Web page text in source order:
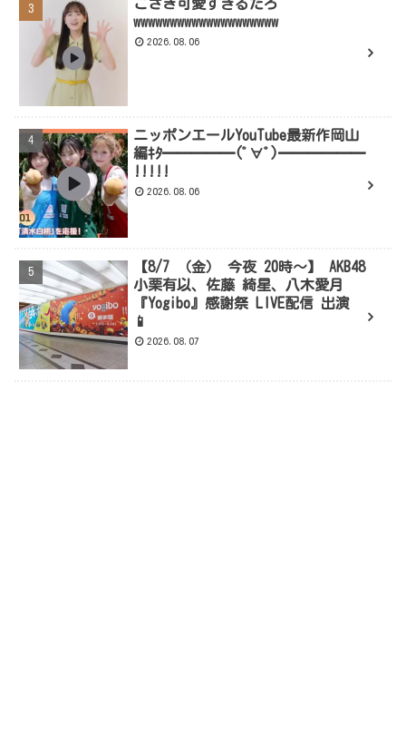
こさき可愛すぎるだろ
wwwwwwwwwwwwwwwwwwww
2026.08.06
ニッポンエールYouTube最新作岡山
編ｷﾀ━━━━━(ﾟ∀ﾟ)━━━━━━
!!!!!
2026.08.06
【8/7 （金） 今夜 20時～】 AKB48
小栗有以、佐藤 綺星、八木愛月
『Yogibo』感謝祭 LIVE配信 出演
📱
2026.08.07